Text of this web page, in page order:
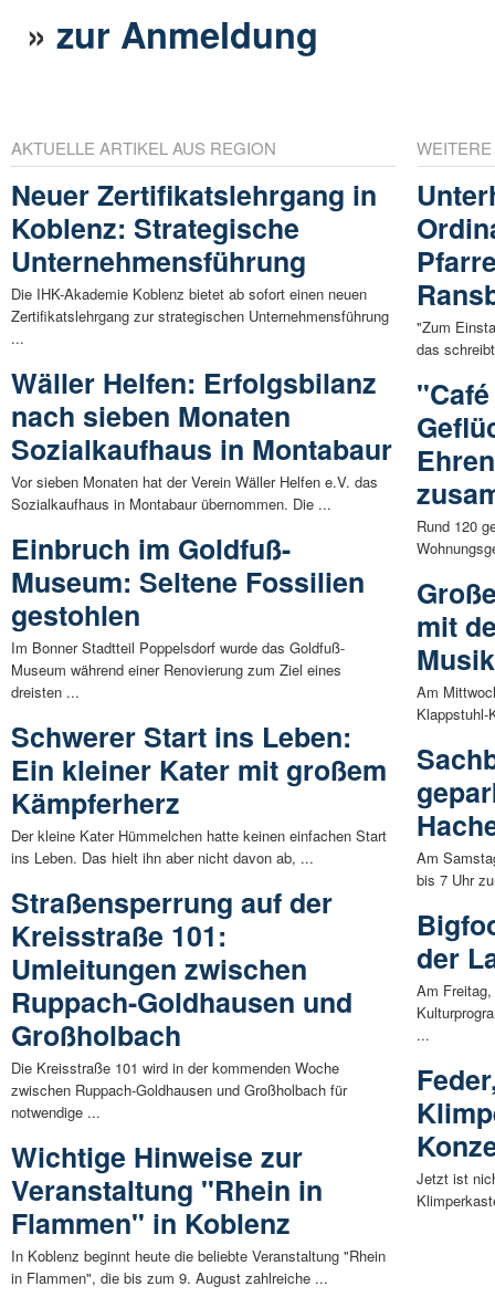
»zur Anmeldung
AKTUELLE ARTIKEL AUS REGION
Neuer Zertifikatslehrgang in
Koblenz: Strategische
Unternehmensführung
Die IHK-Akademie Koblenz bietet ab sofort einen neuen
Zertifikatslehrgang zur strategischen Unternehmensführung
...
Wäller Helfen: Erfolgsbilanz
nach sieben Monaten
Sozialkaufhaus in Montabaur
Vor sieben Monaten hat der Verein Wäller Helfen e.V. das
Sozialkaufhaus in Montabaur übernommen. Die ...
Einbruch im Goldfuß-
Museum: Seltene Fossilien
gestohlen
Im Bonner Stadtteil Poppelsdorf wurde das Goldfuß-
Museum während einer Renovierung zum Ziel eines
dreisten ...
Schwerer Start ins Leben:
Ein kleiner Kater mit großem
Kämpferherz
Der kleine Kater Hümmelchen hatte keinen einfachen Start
ins Leben. Das hielt ihn aber nicht davon ab, ...
Straßensperrung auf der
Kreisstraße 101:
Umleitungen zwischen
Ruppach-Goldhausen und
Großholbach
Die Kreisstraße 101 wird in der kommenden Woche
zwischen Ruppach-Goldhausen und Großholbach für
notwendige ...
Wichtige Hinweise zur
Veranstaltung "Rhein in
Flammen" in Koblenz
In Koblenz beginnt heute die beliebte Veranstaltung "Rhein
in Flammen", die bis zum 9. August zahlreiche ...
"Zum
das
Rund 120
mit
Am
Am
bis 7 Uhr
der
Am
...
Jetzt ist